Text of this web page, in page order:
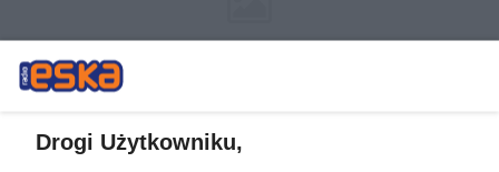
Drogi Użytkowniku,